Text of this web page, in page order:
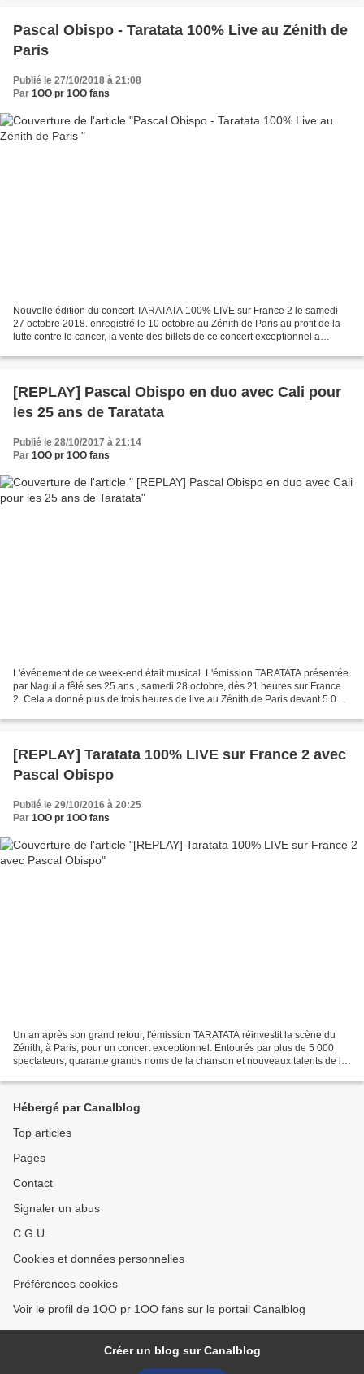
Pascal Obispo - Taratata 100% Live au Zénith de
Paris
Publié le 27/10/2018 à 21:08
Par 1OO pr 1OO fans
Nouvelle édition du concert TARATATA 100% LIVE sur France 2 le samedi
27 octobre 2018. enregistré le 10 octobre au Zénith de Paris au profit de la
lutte contre le cancer, la vente des billets de ce concert exceptionnel a
[REPLAY] Pascal Obispo en duo avec Cali pour
les 25 ans de Taratata
Publié le 28/10/2017 à 21:14
Par 1OO pr 1OO fans
L'événement de ce week-end était musical. L'émission TARATATA présentée
par Nagui a fêté ses 25 ans , samedi 28 octobre, dès 21 heures sur France
2. Cela a donné plus de trois heures de live au Zénith de Paris devant 5.000
[REPLAY] Taratata 100% LIVE sur France 2 avec
Pascal Obispo
Publié le 29/10/2016 à 20:25
Par 1OO pr 1OO fans
Un an après son grand retour, l'émission TARATATA réinvestit la scène du
Zénith, à Paris, pour un concert exceptionnel. Entourés par plus de 5 000
spectateurs, quarante grands noms de la chanson et nouveaux talents de la
Hébergé par Canalblog
Top articles
Pages
Contact
Signaler un abus
C.G.U.
Cookies et données personnelles
Préférences cookies
Voir le profil de 1OO pr 1OO fans sur le portail Canalblog
Créer un blog sur Canalblog